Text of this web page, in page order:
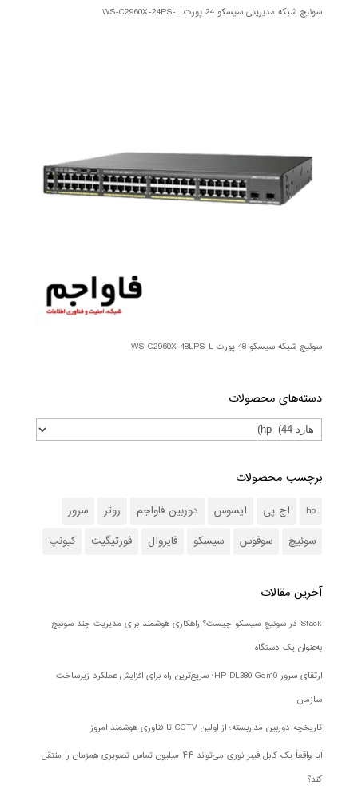
سوئیچ شبکه مدیریتی سیسکو 24 پورت WS-C2960X-24PS-L
سوئیچ شبکه سیسکو 48 پورت WS-C2960X-48LPS-L
دسته‌های محصولات
برچسب محصولات
hp اچ پی ایسوس دوربین فاواجم روتر
سرور
سوئیچ
سوفوس سیسکو فایروال فورتیگیت کیونپ
آخرین مقالات
Stack در سوئیچ سیسکو چیست؟ راهکاری هوشمند برای مدیریت چند سوئیچ
به‌عنوان یک دستگاه
ارتقای سرور HP DL380 Gen10؛ سریع‌ترین راه برای افزایش عملکرد زیرساخت
سازمان
تاریخچه دوربین مداربسته؛ از اولین CCTV تا فناوری هوشمند امروز
آیا واقعاً یک کابل فیبر نوری می‌تواند ۴۴ میلیون تماس تصویری همزمان را منتقل
کند؟